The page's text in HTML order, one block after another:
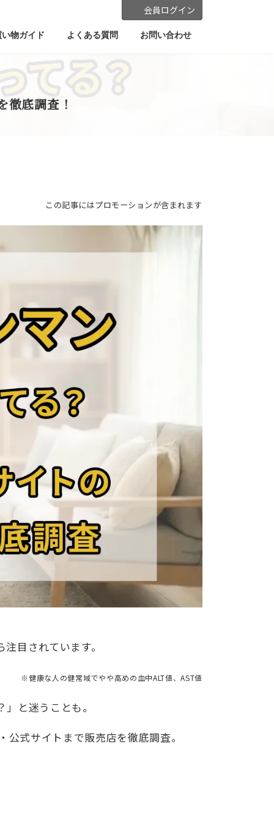
会員ログイン
物ガイド よくある質問 お問い合わせ
徹底調査！
この記事にはプロモーションが含まれます
目されています。
※健康な人の健常域でやや高めの血中ALT値、AST値
と迷うことも。
式サイトまで販売店を徹底調査。